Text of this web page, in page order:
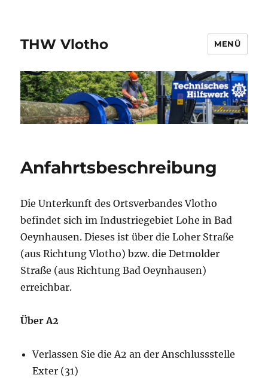
THW Vlotho MENÜ
Anfahrtsbeschreibung
Die Unterkunft des Ortsverbandes Vlotho
befindet sich im Industriegebiet Lohe in Bad
Oeynhausen. Dieses ist über die Loher Straße
(aus Richtung Vlotho) bzw. die Detmolder
Straße (aus Richtung Bad Oeynhausen)
erreichbar.
Über A2
Verlassen Sie die A2 an der Anschlussstelle
Exter (31)